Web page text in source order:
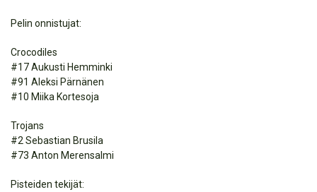
Pelin onnistujat:
Crocodiles
#17 Aukusti Hemminki
#91 Aleksi Pärnänen
#10 Miika Kortesoja
Trojans
#2 Sebastian Brusila
#73 Anton Merensalmi
Pisteiden tekijät: